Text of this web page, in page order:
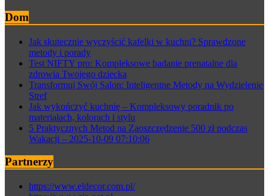
Dom
Jak skutecznie wyczyścić kafelki w kuchni? Sprawdzone
metody i porady
Test NIFTY pro: Kompleksowe badanie prenatalne dla
zdrowia Twojego dziecka
Transformuj Swój Salon: Inteligentne Metody na Wydzielenie
Stref
Jak wykończyć kuchnię – Kompleksowy poradnik po
materiałach, kolorach i stylu
5 Praktycznych Metod na Zaoszczędzenie 500 zł podczas
Wakacji – 2025-10-09 07:10:06
Partnerzy
https://www.eldecor.com.pl/